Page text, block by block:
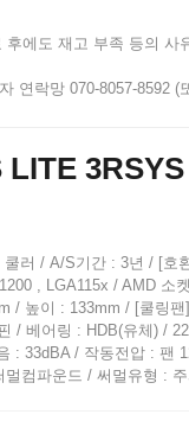
에도 재고 부족 등의
락망 070-8057-8592
3RSYS
러 / A/S기간 : 3년 / [호
, LGA115x / AMD 소
/ 높이 : 133mm / [쿨링
/ 베어링 : HDB(유체) /
: 33dBA / 작동전압 : 팬
컴파운드 / 써멀유형 :